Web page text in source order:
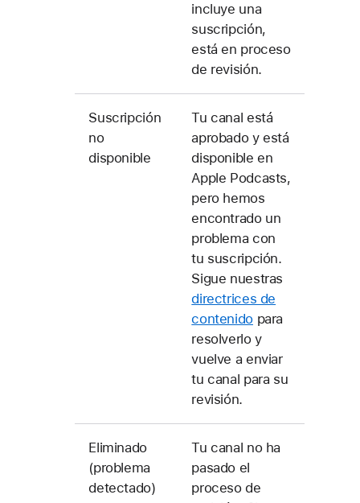
incluye una
suscripción,
está en proceso
de revisión.
Suscripción
no
disponible
Tu canal está
aprobado y está
disponible en
Apple Podcasts,
pero hemos
encontrado un
problema con
tu suscripción.
Sigue nuestras
directrices de
contenidopara
resolverlo y
vuelve a enviar
tu canal para su
revisión.
Eliminado
(problema
detectado)
Tu canal no ha
pasado el
proceso de